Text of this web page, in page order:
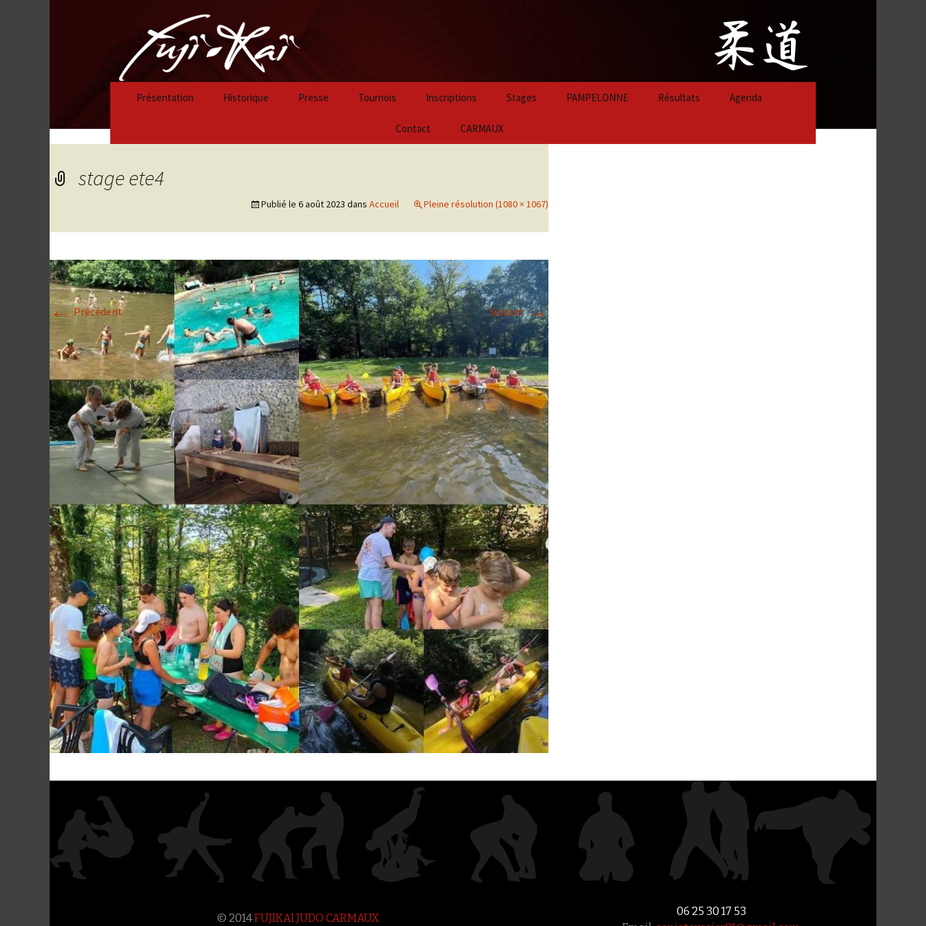
contenu
Présentation Historique
Historique 2018/2019
Historique 2017-2018
Historique 2016-2017
Historique 2015-2016
Presse Tournois Inscriptions Stages PAMPELONNE Résultats Agenda
Contact CARMAUX
stage ete4
Publié le 6 août 2023 dans Accueil Pleine résolution (1080 × 1067)
←Précédent Suivant→
© 2014FUJIKAI JUDO CARMAUX
06 25 30 17 53